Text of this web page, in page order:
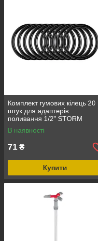
Комплект гумових кілець 20
штук для адаптерів
поливання 1/2" STORM
INTERTOOL GE-1520
В наявності
71 ₴
Купити